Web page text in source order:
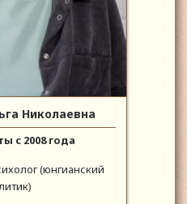
Николаевна
с 2008 года
(юнгианский